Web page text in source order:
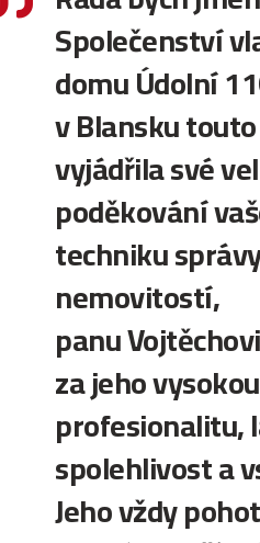
Společenství
domu Údolní
v Blansku
vyjádřila své
poděkování
techniku
nemovitostí,
panu
za jeho vysokou
profesionalitu,
spolehlivost a
Jeho vždy